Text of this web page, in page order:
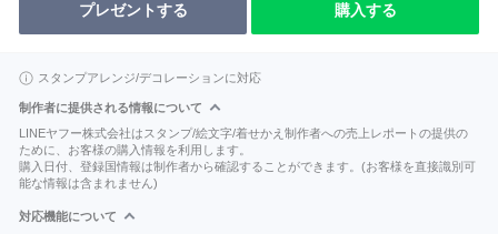
プレゼントする 購入する
スタンプアレンジ/デコレーションに対応
制作者に提供される情報について
LINEヤフー株式会社はスタンプ/絵文字/着せかえ制作者への売上レポートの提供の
ために、お客様の購入情報を利用します。
購入日付、登録国情報は制作者から確認することができます。(お客様を直接識別可
能な情報は含まれません)
対応機能について